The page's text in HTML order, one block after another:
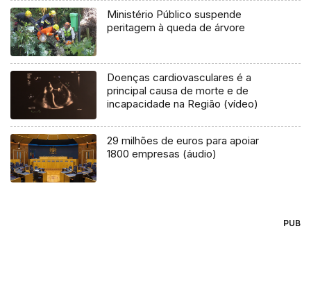
Ministério Público suspende
peritagem à queda de árvore
Doenças cardiovasculares é a
principal causa de morte e de
incapacidade na Região (vídeo)
29 milhões de euros para apoiar
1800 empresas (áudio)
PUB